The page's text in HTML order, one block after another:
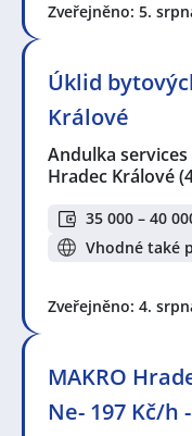
Zveřejněno: 5.
Úklid
Králové
Andulka services
Hradec Králové
35 000 – 40
Vhodné také
Zveřejněno: 4.
MAKRO
Ne- 197 Kč/h